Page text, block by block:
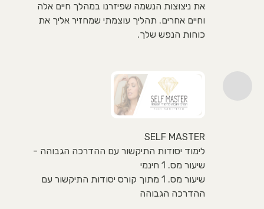
את ניצוצות הנשמה שפיזרנו במהלך חיים אלה
וחיים אחרים. תהליך עוצמתי שמחזיר אליך את
כוחות הנפש שלך.
SELF MASTER
לימוד יסודות התיקשור עם ההדרכה הגבוהה -
שיעור מס. 1 חינמי
שיעור מס. 1 מתוך קורס יסודות התיקשור עם
ההדרכה הגבוהה